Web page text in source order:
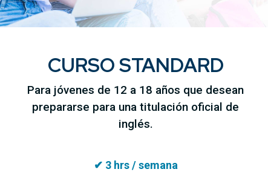
CURSO STANDARD
Para jóvenes de 12 a 18 años que desean
prepararse para una titulación oficial de
inglés.
✔ 3 hrs / semana